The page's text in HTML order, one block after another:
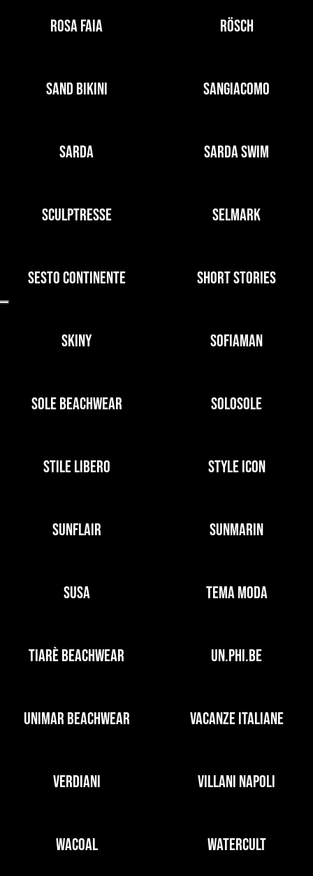
ROSA FAIA RÖSCH
SAND BIKINI SANGIACOMO
SARDA SARDA SWIM
SCULPTRESSE SELMARK
SESTO CONTINENTE SHORT STORIES
SKINY SOFIAMAN
SOLE BEACHWEAR SOLOSOLE
STILE LIBERO STYLE ICON
SUNFLAIR SUNMARIN
SUSA TEMA MODA
TIARÈ BEACHWEAR UN.PHI.BE
UNIMAR BEACHWEAR VACANZE ITALIANE
VERDIANI VILLANI NAPOLI
WACOAL WATERCULT